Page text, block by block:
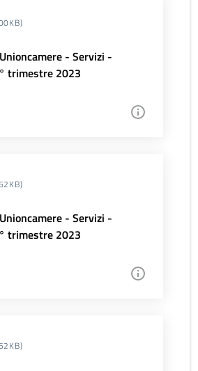
- Servizi -
trimestre 2023
- Servizi -
trimestre 2023